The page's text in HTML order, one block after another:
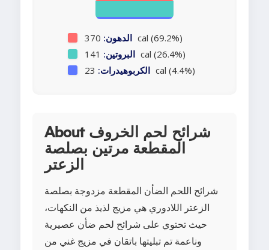
الدهون: 370 cal (69.2%)
البروتين: 141 cal (26.4%)
الكربوهيدرات: 23 cal (4.4%)
About شرائح لحم الخروف
المقطعة مرتين بصلصة
الزعتر
شرائح اللحم الضأن المقطعة مزدوجة بصلصة
الزعتر اللادوري هي مزيج لذيذ من النكهات،
حيث تحتوي على شرائح لحم ضأن عصيرية
وناعمة تم تبليتها باتقان في مزيج غني من